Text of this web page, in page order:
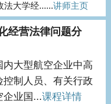
法大学经......讲师主页
经营法律问题分
内大型航空企业中高
控制人员、有关行政
企业国...课程详情